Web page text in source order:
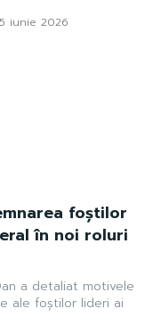
iunie 2026
foștilor
în noi roluri
a detaliat motivele
ale foștilor lideri ai